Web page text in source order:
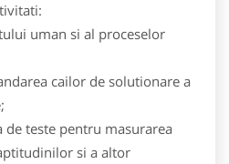
uman si al proceselor
cailor de solutionare a
de teste pentru masurarea
si a altor